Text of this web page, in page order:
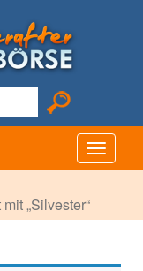
Toggle
„Silvester“